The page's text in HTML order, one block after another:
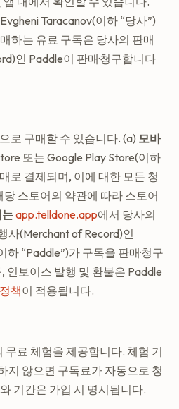
Taracanov(이하 “당사”)
하는 유료 구독은 당사의 판매
인 Paddle이 판매·청구합니다
로 구매할 수 있습니다. (a) 모바
또는 Google Play Store(이하
로 결제되며, 이에 대한 모든 청
스토어의 약관에 따라 스토어
app.telldone.app에서 당사의
사(Merchant of Record)인
“Paddle”)가 구독을 판매·청구
인보이스 발행 및 환불은 Paddle
책이 적용됩니다.
무료 체험을 제공합니다. 체험 기
지 않으면 구독료가 자동으로 청
기간은 가입 시 명시됩니다.